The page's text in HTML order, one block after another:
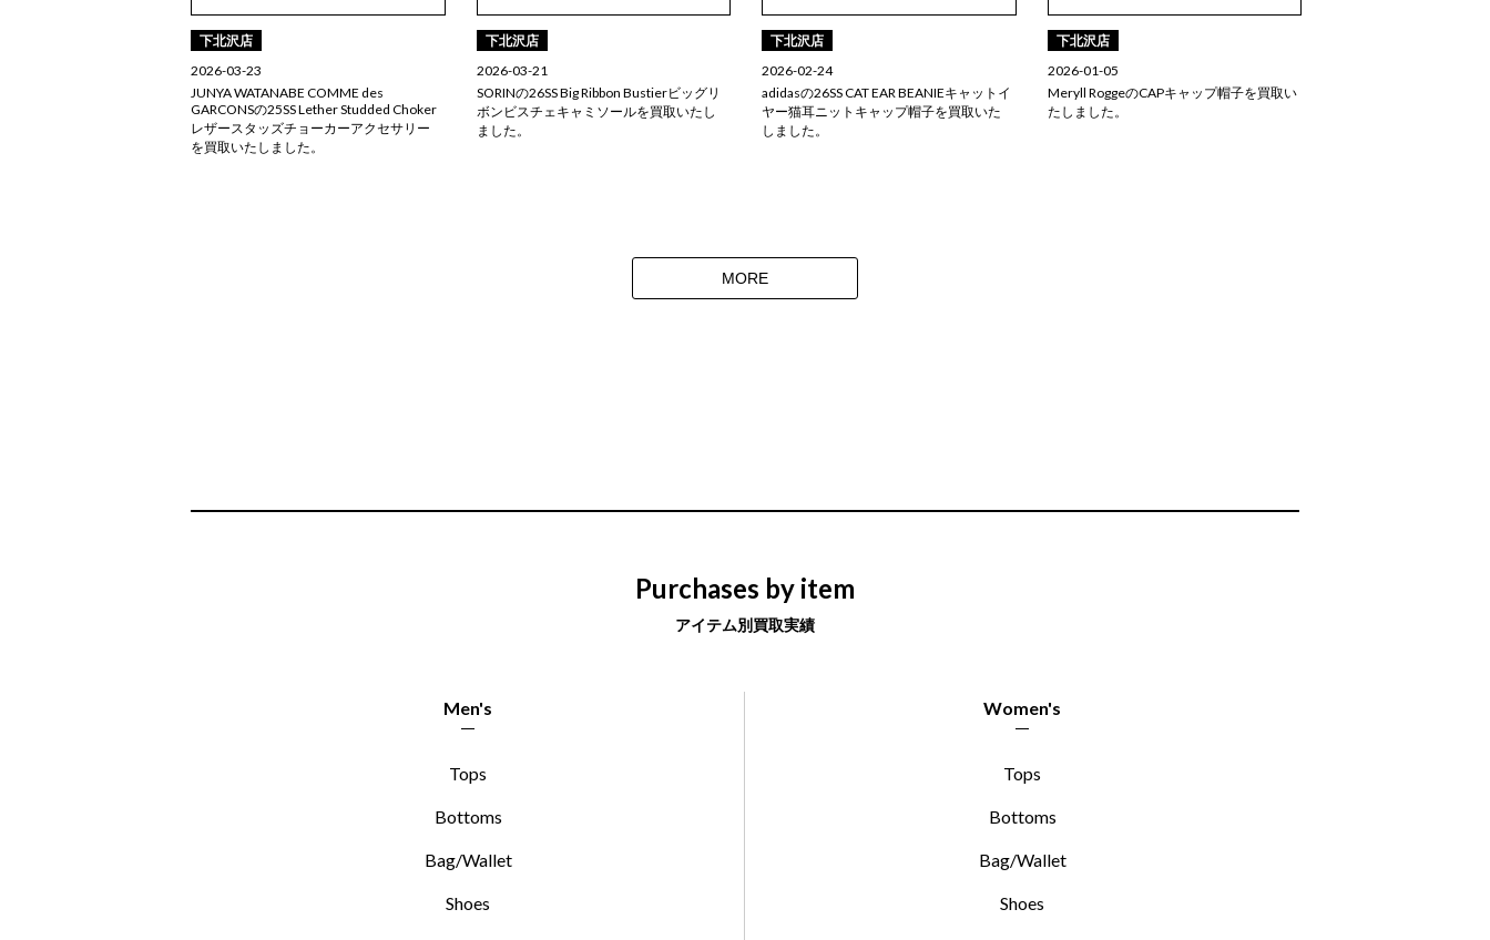
下北沢店
2026-03-23
JUNYA WATANABE COMME des
GARCONSの25SS Lether Studded Choker
レザースタッズチョーカーアクセサリー
を買取いたしました。
下北沢店
2026-03-21
SORINの26SS Big Ribbon Bustierビッグリ
ボンビスチェキャミソールを買取いたし
ました。
下北沢店
2026-02-24
adidasの26SS CAT EAR BEANIEキャットイ
ヤー猫耳ニットキャップ帽子を買取いた
しました。
下北沢店
2026-01-05
Meryll RoggeのCAPキャップ帽子を買取い
たしました。
MORE
Purchases by item
アイテム別買取実績
Men's
Tops
Bottoms
Bag/Wallet
Shoes
Women's
Tops
Bottoms
Bag/Wallet
Shoes